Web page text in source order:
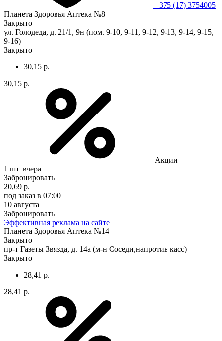
+375 (17) 3754005
Планета Здоровья Аптека №8
Закрыто
ул. Голодеда, д. 21/1, 9н (пом. 9-10, 9-11, 9-12, 9-13, 9-14, 9-15,
9-16)
Закрыто
30,15 р.
30,15 р.
Акции
1 шт. вчера
Забронировать
20,69 р.
под заказ в 07:00
10 августа
Забронировать
Эффективная реклама на сайте
Планета Здоровья Аптека №14
Закрыто
пр-т Газеты Звязда, д. 14а (м-н Соседи,напротив касс)
Закрыто
28,41 р.
28,41 р.